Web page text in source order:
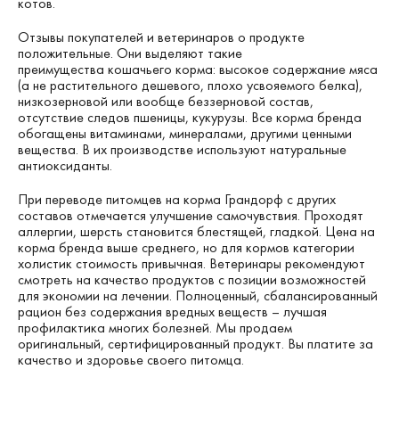
Отзывы покупателей и ветеринаров о продукте
положительные. Они выделяют такие
преимущества кошачьего корма: высокое содержание мяса
(а не растительного дешевого, плохо усвояемого белка),
низкозерновой или вообще беззерновой состав,
отсутствие следов пшеницы, кукурузы. Все корма бренда
обогащены витаминами, минералами, другими ценными
вещества. В их производстве используют натуральные
антиоксиданты.
При переводе питомцев на корма Грандорф с других
составов отмечается улучшение самочувствия. Проходят
аллергии, шерсть становится блестящей, гладкой. Цена на
корма бренда выше среднего, но для кормов категории
холистик стоимость привычная. Ветеринары рекомендуют
смотреть на качество продуктов с позиции возможностей
для экономии на лечении. Полноценный, сбалансированный
рацион без содержания вредных веществ – лучшая
профилактика многих болезней. Мы продаем
оригинальный, сертифицированный продукт. Вы платите за
качество и здоровье своего питомца.